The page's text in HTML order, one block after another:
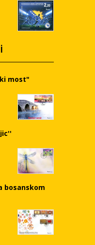
most"
bosanskom